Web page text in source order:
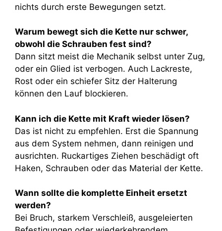
nichts durch erste Bewegungen setzt.
Warum bewegt sich die Kette nur schwer,
obwohl die Schrauben fest sind?
Dann sitzt meist die Mechanik selbst unter Zug,
oder ein Glied ist verbogen. Auch Lackreste,
Rost oder ein schiefer Sitz der Halterung
können den Lauf blockieren.
Kann ich die Kette mit Kraft wieder lösen?
Das ist nicht zu empfehlen. Erst die Spannung
aus dem System nehmen, dann reinigen und
ausrichten. Ruckartiges Ziehen beschädigt oft
Haken, Schrauben oder das Material der Kette.
Wann sollte die komplette Einheit ersetzt
werden?
Bei Bruch, starkem Verschleiß, ausgeleierten